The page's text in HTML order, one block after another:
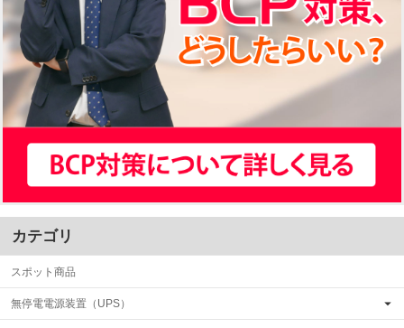
カテゴリ
スポット商品
無停電電源装置（UPS）